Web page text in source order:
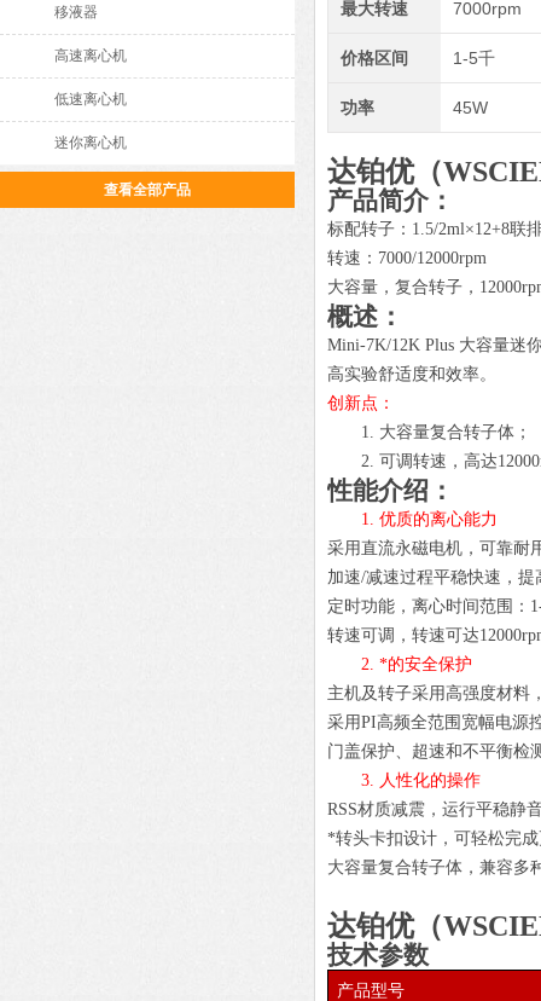
移液器
高速离心机
低速离心机
迷你离心机
查看全部产品
最大转速 7000rpm
价格区间 1-5千
功率 45W
达铂优（
产品简介：
标配转子： 1.5/2ml×12+8联
转速： 7000/12000rpm
大容量，复合转子，
概述：
Mini-7K/12K Plus 大容量迷
高实验舒适度和效率。
创新点：
1. 大容量复合转子体；
2. 可调转速，高达
性能介绍：
1. 优质的离心能力
采用直流永磁电机，可靠耐
加速/减速过程平稳快速，提
定时功能，离心时间范围：
转速可调，转速可达
2. *的安全保护
主机及转子采用高强度材料
采用PI高频全范围宽幅电源
门盖保护、超速和不平衡检
3. 人性化的操作
RSS材质减震，运行平稳静
*转头卡扣设计，可轻松完
大容量复合转子体，兼容多
达铂优（
技术参数
产品型号